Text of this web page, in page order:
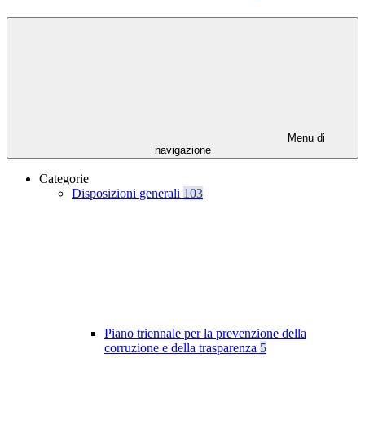
Menu di
navigazione
Categorie
Disposizioni generali 103
Piano triennale per la prevenzione della
corruzione e della trasparenza 5